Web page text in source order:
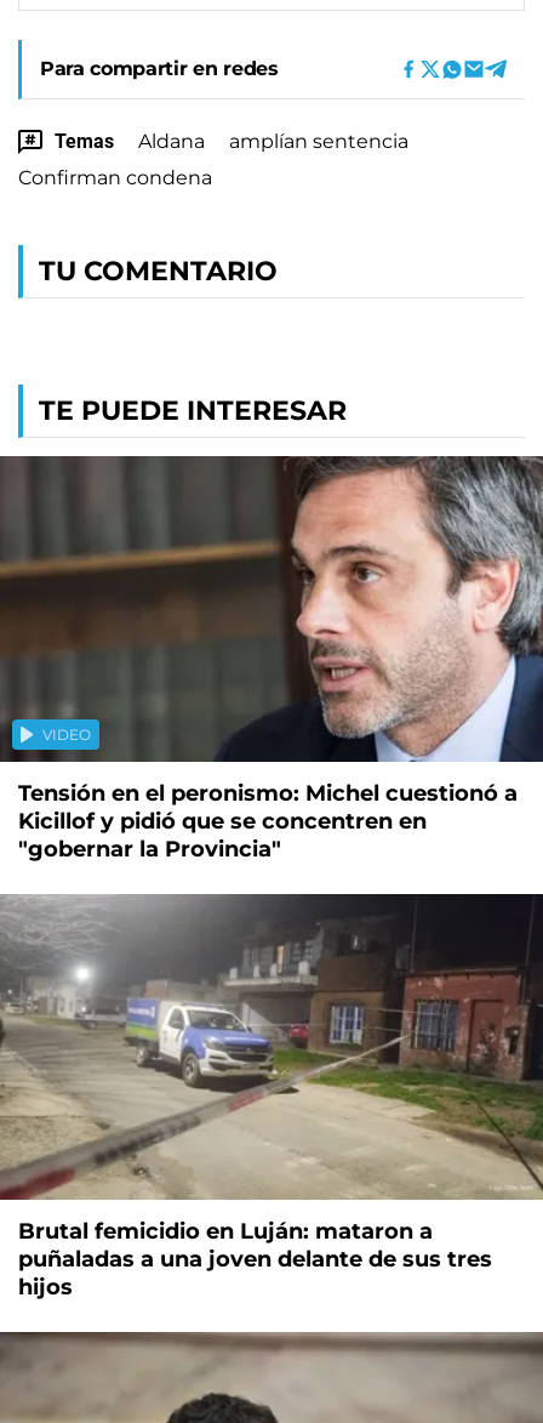
Para compartir en redes
Temas Aldana
amplían sentencia
Confirman condena
TU COMENTARIO
TE PUEDE INTERESAR
VIDEO
Tensión en el peronismo: Michel cuestionó a
Kicillof y pidió que se concentren en
"gobernar la Provincia"
Brutal femicidio en Luján: mataron a
puñaladas a una joven delante de sus tres
hijos